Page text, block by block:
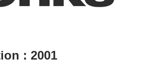
: 2001